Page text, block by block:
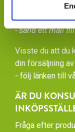
Saknar du en
- sänd ett mail till
Visste du att du
din försäljning
- följ länken till
ÄR DU
Fråga efter